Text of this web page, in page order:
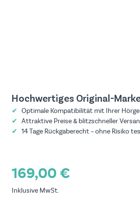
Hochwertiges Original-
✔ Optimale Kompatibilität mit Ihrer
✔ Attraktive Preise & blitzschneller
✔ 14 Tage Rückgaberecht – ohne Risiko
169,00 €
Inklusive MwSt.